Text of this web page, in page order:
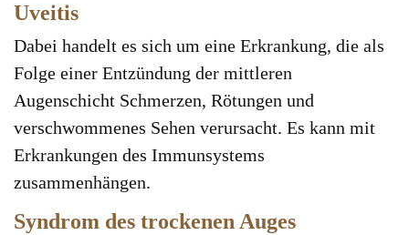
Uveitis
Dabei handelt es sich um eine Erkrankung, die als
Folge einer Entzündung der mittleren
Augenschicht Schmerzen, Rötungen und
verschwommenes Sehen verursacht. Es kann mit
Erkrankungen des Immunsystems
zusammenhängen.
Syndrom des trockenen Auges